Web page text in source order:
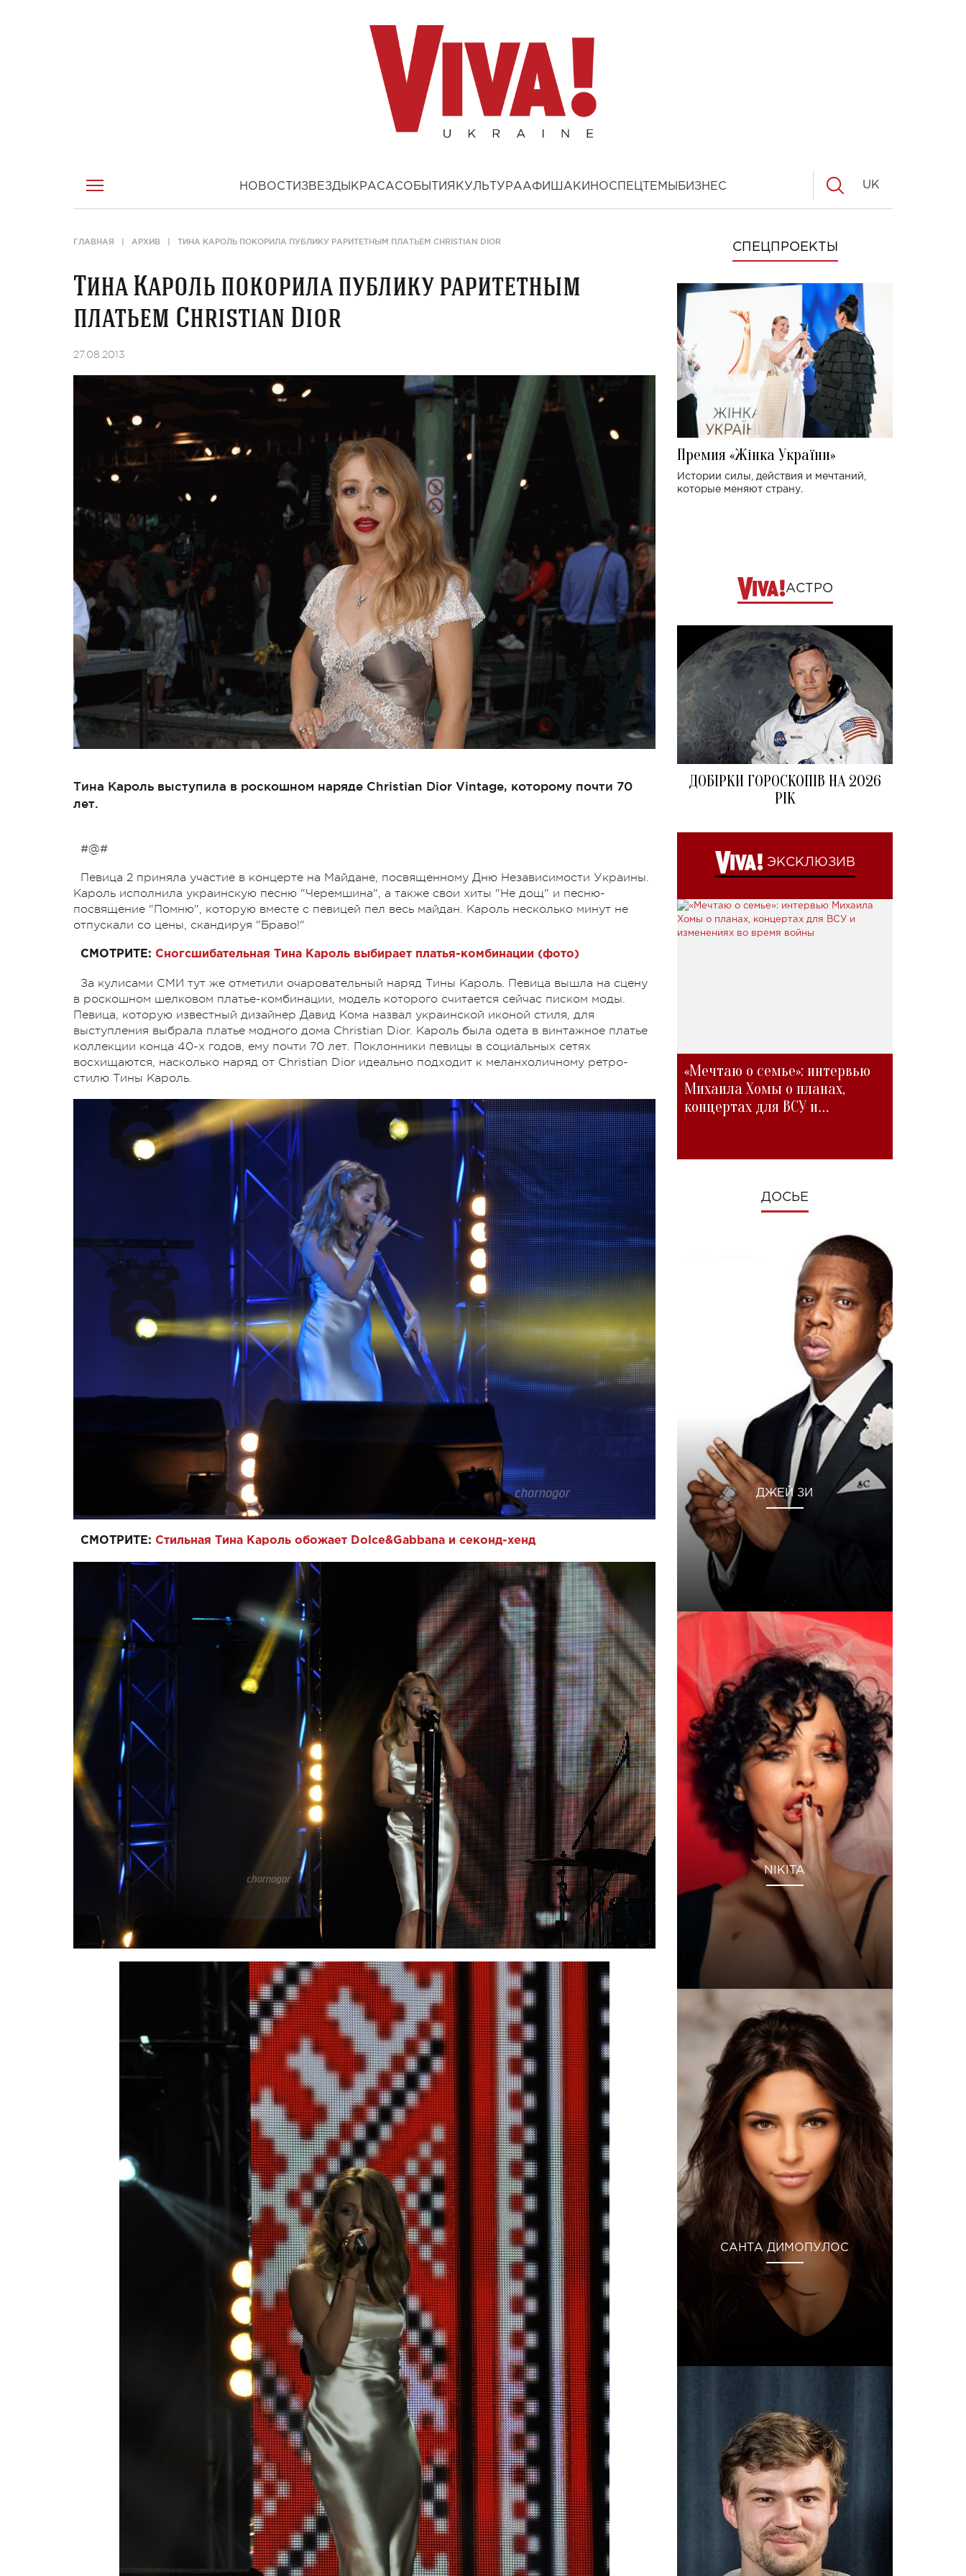
НОВОСТИ ЗВЕЗДЫ КРАСАСОБЫТИЯ КУЛЬТУРААФИША КИНОСПЕЦТЕМЫ БИЗНЕС UK
ГЛАВНАЯ АРХИВ ТИНА КАРОЛЬ ПОКОРИЛА ПУБЛИКУ РАРИТЕТНЫМ ПЛАТЬЕМ CHRISTIAN DIOR
Тина Кароль покорила публику раритетным
платьем Christian Dior
27.08.2013
Тина Кароль выступила в роскошном наряде Christian Dior Vintage, которому почти 70
лет.
#@#
Певица 2 приняла участие в концерте на Майдане, посвященному Дню Независимости Украины.
Кароль исполнила украинскую песню "Черемшина", а также свои хиты "Не дощ" и песню-
посвящение "Помню", которую вместе с певицей пел весь майдан. Кароль несколько минут не
отпускали со цены, скандируя "Браво!"
СМОТРИТЕ: Сногсшибательная Тина Кароль выбирает платья-комбинации (фото)
За кулисами СМИ тут же отметили очаровательный наряд Тины Кароль. Певица вышла на сцену
в роскошном шелковом платье-комбинации, модель которого считается сейчас писком моды.
Певица, которую известный дизайнер Давид Кома назвал украинской иконой стиля, для
выступления выбрала платье модного дома Christian Dior. Кароль была одета в винтажное платье
коллекции конца 40-х годов, ему почти 70 лет. Поклонники певицы в социальных сетях
восхищаются, насколько наряд от Christian Dior идеально подходит к меланхоличному ретро-
стилю Тины Кароль.
СМОТРИТЕ: Стильная Тина Кароль обожает Dolce&Gabbana и секонд-хенд
СПЕЦПРОЕКТЫ
Премия «Жінка України»
Истории силы, действия и мечтаний,
которые меняют страну.
АСТРО
ДОБІРКИ ГОРОСКОПІВ НА 2026
РІК
ЭКСКЛЮЗИВ
«Мечтаю о семье»: интервью
Михаила Хомы о планах,
концертах для ВСУ и
ДОСЬЕ
ДЖЕЙ ЗИ
NIKITA
САНТА ДИМОПУЛОС